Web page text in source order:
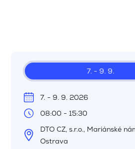
7. - 9. 9.
7. - 9. 9. 2026
08:00 - 15:30
DTO CZ, s.r.o., Mariánské
Ostrava